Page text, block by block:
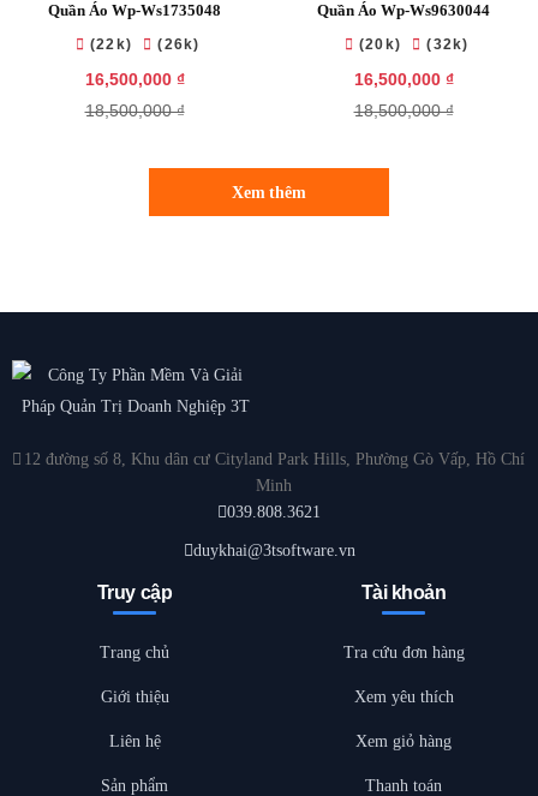
Quần Áo Wp-Ws1735048
(22k) (26k)
16,500,000 ₫
18,500,000 ₫
Quần Áo Wp-Ws9630044
(20k) (32k)
16,500,000 ₫
18,500,000 ₫
Xem thêm
12 đường số 8, Khu dân cư Cityland Park Hills, Phường Gò Vấp, Hồ Chí
Minh
039.808.3621
duykhai@3tsoftware.vn
Truy cập
Trang chủ
Giới thiệu
Liên hệ
Sản phẩm
Tài khoản
Tra cứu đơn hàng
Xem yêu thích
Xem giỏ hàng
Thanh toán